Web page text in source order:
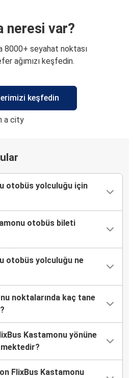
neresi var?
8000+ seyahat noktası
ağımızı keşfedin.
keşfedin
otobüs yolculuğu için
otobüs bileti
otobüs yolculuğu ne
noktalarında kaç tane
Kastamonu yönüne
FlixBus Kastamonu